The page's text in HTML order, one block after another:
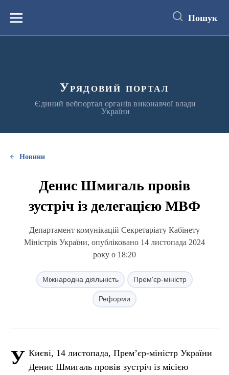
вмістуМеню Пошук
Урядовий портал
Єдиний вебпортал органів виконавчої влади
України
Новини
Денис Шмигаль провів
зустріч із делегацією МВФ
Департамент комунікацій Секретаріату Кабінету
Міністрів України, опубліковано 14 листопада 2024
року о 18:20
Міжнародна діяльність Прем'єр-міністр
Реформи
У Києві, 14 листопада, Прем’єр-міністр України
Денис Шмигаль провів зустріч із місією